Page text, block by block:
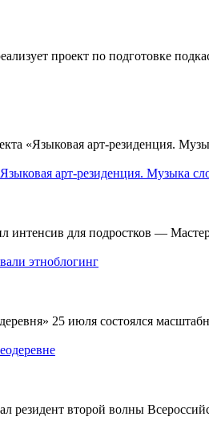
проект по подготовке
«Языковая арт-резиденция.
арт-резиденция. Музыка
для подростков —
этноблогинг
25 июля состоялся
второй волны